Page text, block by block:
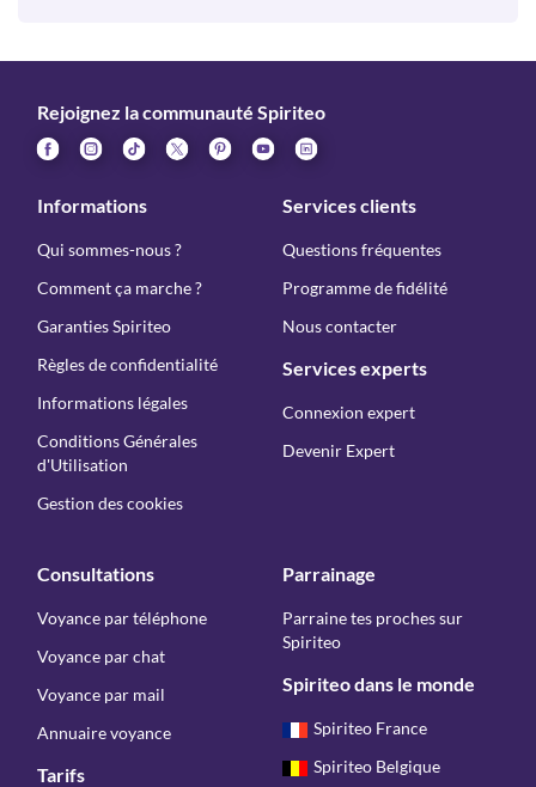
Rejoignez la communauté Spiriteo
Informations
Qui sommes-nous ?
Comment ça marche ?
Garanties Spiriteo
Règles de confidentialité
Informations légales
Conditions Générales
d'Utilisation
Gestion des cookies
Services clients
Questions fréquentes
Programme de fidélité
Nous contacter
Services experts
Connexion expert
Devenir Expert
Consultations
Voyance par téléphone
Voyance par chat
Voyance par mail
Annuaire voyance
Tarifs
Parrainage
Parraine tes proches sur
Spiriteo
Spiriteo dans le monde
Spiriteo France
Spiriteo Belgique